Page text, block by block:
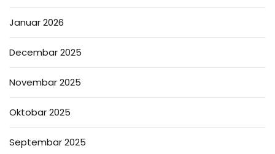
Januar 2026
Decembar 2025
Novembar 2025
Oktobar 2025
Septembar 2025